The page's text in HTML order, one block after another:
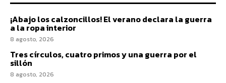
¡Abajo los calzoncillos! El verano declara la guerra
a la ropa interior
8 agosto, 2026
Tres círculos, cuatro primos y una guerra por el
sillón
8 agosto, 2026